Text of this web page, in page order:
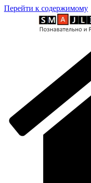
Перейти к содержимому